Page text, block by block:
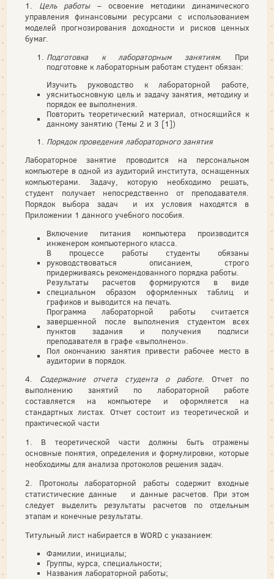
1. Цель работы– освоение методики динамического
управления финансовыми ресурсами с использованием
моделей прогнозирования доходности и рисков ценных
бумаг.
Подготовка к лабораторным занятиям. При
подготовке к лабораторным работам студент обязан:
Изучить руководство к лабораторной работе,
уяснитьосновную цель и задачу занятия, методику и
порядок ее выполнения.
Повторить теоретический материал, относящийся к
данному занятию (Темы 2 и 3 [1])
Порядок проведения лабораторного занятия
Лабораторное занятие проводится на персональном
компьютере в одной из аудиторий института, оснащенных
компьютерами. Задачу, которую необходимо решать,
студент получает непосредственно от преподавателя.
Порядок выбора задач и их условия находятся в
Приложении 1 данного учебного пособия.
Включение питания компьютера производится
инженером компьютерного класса.
В процессе работы студенты обязаны
руководствоваться описанием, строго
придерживаясь рекомендованного порядка работы.
Результаты расчетов формируются в виде
специальном образом оформленных таблиц и
графиков и выводится на печать.
Программа лабораторной работы считается
завершенной после выполнения студентом всех
пунктов задания и получения подписи
преподавателя в графе «выполнено».
Пол окончанию занятия привести рабочее место в
аудитории в порядок.
4. Содержание отчета студента о работе. Отчет по
выполнению занятий по лабораторной работе
составляется на компьютере и оформляется на
стандартных листах. Отчет состоит из теоретической и
практической части
1. В теоретической части должны быть отражены
основные понятия, определения и формулировки, которые
необходимы для анализа протоколов решения задач.
2. Протоколы лабораторной работы содержит входные
статистические данные и данные расчетов. При этом
следует выделить результаты расчетов по отдельным
этапам и конечные результаты.
Титульный лист набирается в WORD с указанием:
Фамилии, инициалы;
Группы, курса, специальности;
Названия лабораторной работы;